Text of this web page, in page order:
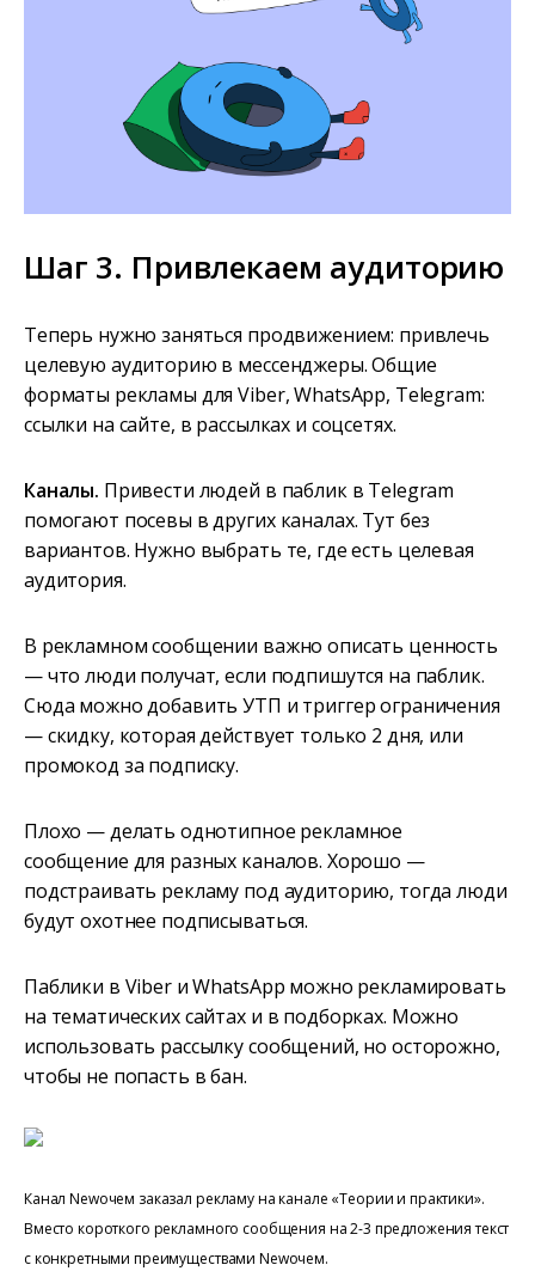
Шаг 3. Привлекаем аудиторию
Теперь нужно заняться продвижением: привлечь
целевую аудиторию в мессенджеры. Общие
форматы рекламы для Viber, WhatsApp, Telegram:
ссылки на сайте, в рассылках и соцсетях.
Каналы. Привести людей в паблик в Telegram
помогают посевы в других каналах. Тут без
вариантов. Нужно выбрать те, где есть целевая
аудитория.
В рекламном сообщении важно описать ценность
— что люди получат, если подпишутся на паблик.
Сюда можно добавить УТП и триггер ограничения
— скидку, которая действует только 2 дня, или
промокод за подписку.
Плохо — делать однотипное рекламное
сообщение для разных каналов. Хорошо —
подстраивать рекламу под аудиторию, тогда люди
будут охотнее подписываться.
Паблики в Viber и WhatsApp можно рекламировать
на тематических сайтах и в подборках. Можно
использовать рассылку сообщений, но осторожно,
чтобы не попасть в бан.
Канал Newочем заказал рекламу на канале «Теории и практики».
Вместо короткого рекламного сообщения на 2-3 предложения текст
с конкретными преимуществами Newочем.